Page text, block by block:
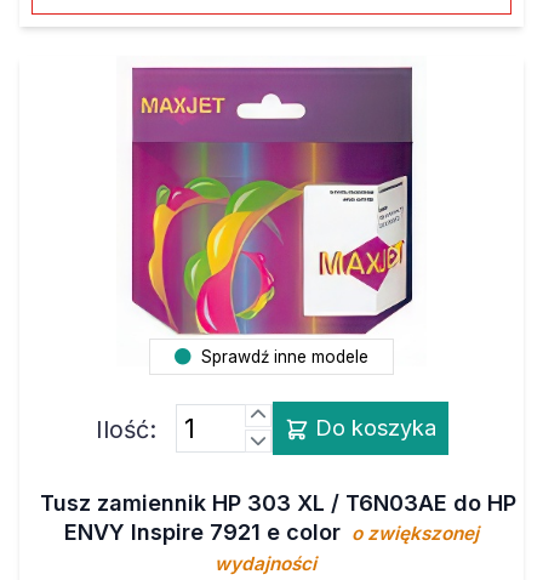
Sprawdź inne modele
Ilość: Do koszyka
Tusz zamiennik HP 303 XL / T6N03AE do HP
ENVY Inspire 7921 e color o zwiększonej
wydajności